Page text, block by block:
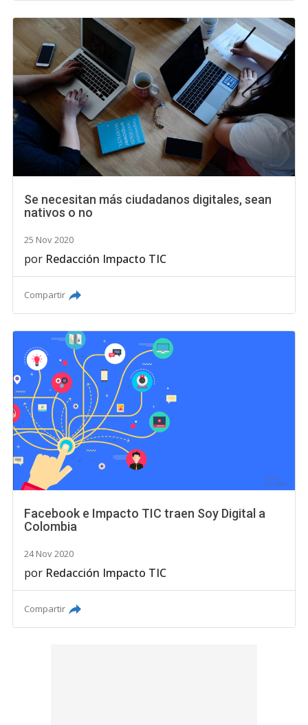
Se necesitan más ciudadanos digitales, sean
nativos o no
25 Nov 2020
por Redacción Impacto TIC
Compartir
Facebook e Impacto TIC traen Soy Digital a
Colombia
24 Nov 2020
por Redacción Impacto TIC
Compartir